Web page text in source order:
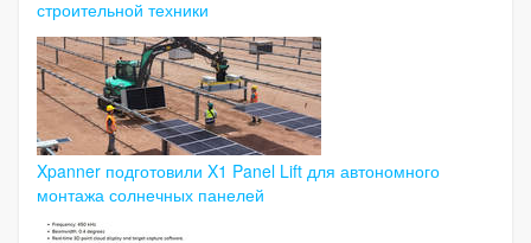
строительной техники
Xpanner подготовили X1 Panel Lift для автономного
монтажа солнечных панелей